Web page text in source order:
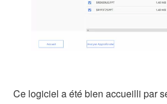
Ce logiciel a été bien accueilli par